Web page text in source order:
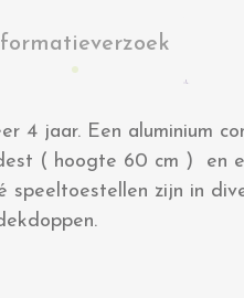
4 jaar. Een aluminium
( hoogte 60 cm ) en
zijn in